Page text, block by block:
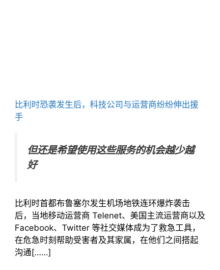
比利时恐袭发生后，科技公司与运营商纷纷伸出援
手
但还是希望使用这些服务的机会越少越
好
比利时首都布鲁塞尔发生机场地铁连环爆炸袭击
后，当地移动运营商 Telenet、美国主流运营商以及
Facebook、Twitter 等社交媒体成为了救急工具，
在危急时刻帮助受害者及其家属，在他们之间搭起
沟通[……]